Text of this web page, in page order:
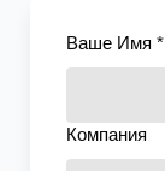
Ваше Имя *
Компания